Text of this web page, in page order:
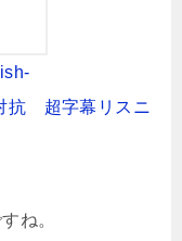
抗 超字幕リスニ
ね。